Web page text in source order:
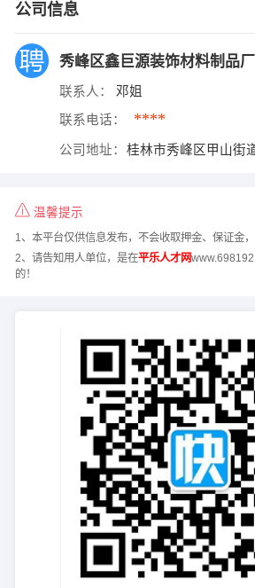
公司信息
秀峰区鑫巨源装饰材料制品厂
联系人： 邓姐
联系电话： ****
公司地址： 桂林市秀峰区甲山街
温馨提示
1、本平台仅供信息发布，不会收取押金、保证金，
2、请告知用人单位，是在平乐人才网
的！